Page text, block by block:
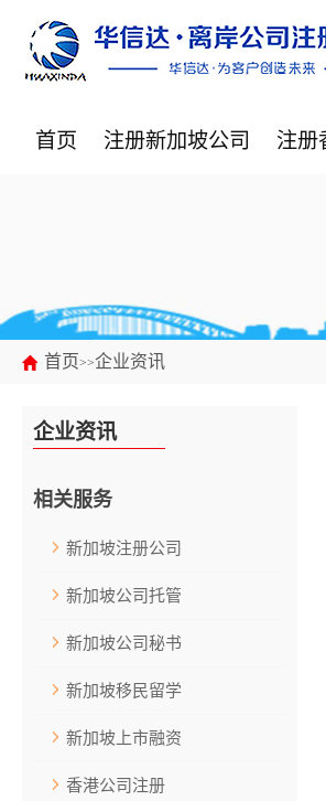
首页 注册新加坡公司 注册
首页>>企业资讯
企业资讯
相关服务
新加坡注册公司
新加坡公司托管
新加坡公司秘书
新加坡移民留学
新加坡上市融资
香港公司注册